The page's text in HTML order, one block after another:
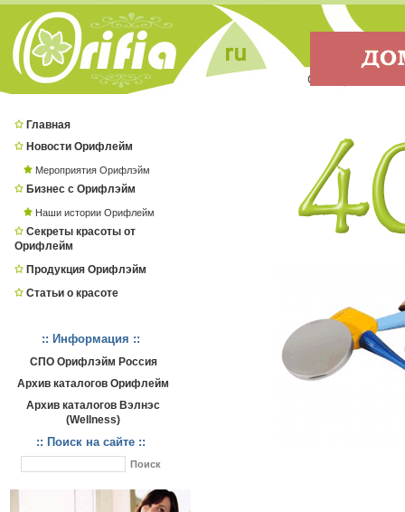
Главная
Новости Орифлейм
Мероприятия Орифлэйм
Бизнес с Орифлэйм
Наши истории Орифлейм
Секреты красоты от
Орифлейм
Продукция Орифлэйм
Статьи о красоте
:: Информация ::
СПО Орифлэйм Россия
Архив каталогов Орифлейм
Архив каталогов Вэлнэс
(Wellness)
:: Поиск на сайте ::